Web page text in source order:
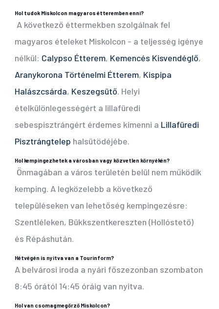
Hol tudok Miskolcon magyaros étteremben enni?
A következő éttermekben szolgálnak fel
magyaros ételeket Miskolcon - a teljesség igénye
nélkül: Calypso Étterem, Kemencés Kisvendéglő,
Aranykorona Történelmi Étterem, Kispipa
Halászcsárda, Keszegsütő. Helyi
ételkülönlegességért a lillafüredi
sebespisztrángért érdemes kimenni a Lillafüredi
Pisztrángtelep halsütödéjébe.
Hol kempingezhetek a városban vagy közvetlen környékén?
Önmagában a város területén belül nem működik
kemping. A legközelebb a következő
településeken van lehetőség kempingezésre:
Szentléleken, Bükkszentkereszten (Hollóstető)
és Répáshután.
Hétvégén is nyitva van a Tourinform?
A belvárosi iroda a nyári főszezonban szombaton
8:45 órától 14:45 óráig van nyitva.
Hol van csomagmegőrző Miskolcon?